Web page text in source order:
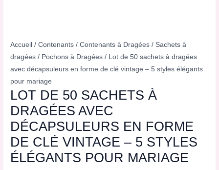
Accueil /Contenants /Contenants à Dragées / Sachets à
dragées / Pochons à Dragées / Lot de 50 sachets à dragées
avec décapsuleurs en forme de clé vintage – 5 styles élégants
pour mariage
LOT DE 50 SACHETS À
DRAGÉES AVEC
DÉCAPSULEURS EN FORME
DE CLÉ VINTAGE – 5 STYLES
ÉLÉGANTS POUR MARIAGE